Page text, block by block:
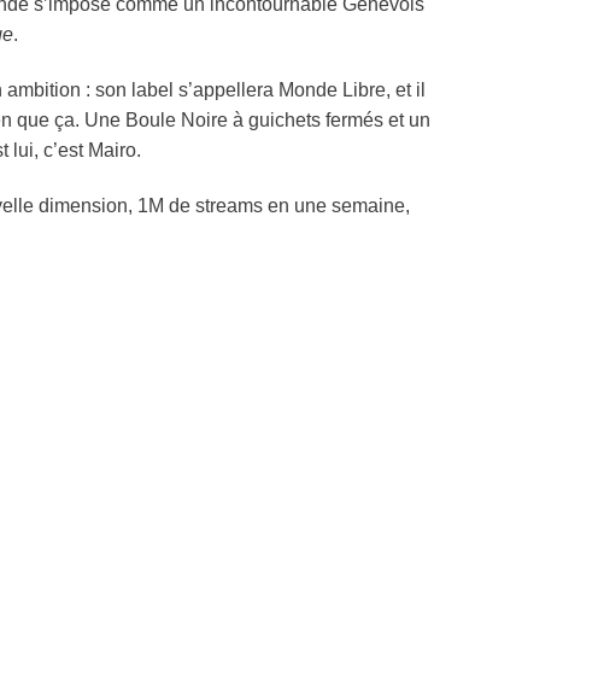
s’impose comme un incontournable Genevois
.
: son label s’appellera Monde Libre, et il
que ça. Une Boule Noire à guichets fermés et un
lui, c’est Mairo.
dimension, 1M de streams en une semaine,